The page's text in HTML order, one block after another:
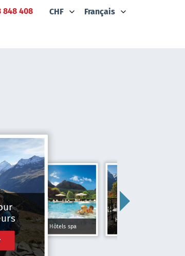
848 408 CHF Français
Hôtels spa
Hôtels Typiquement